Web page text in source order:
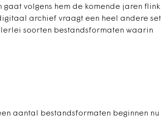
volgens hem de komende jaren flink
archief vraagt een heel andere set
soorten bestandsformaten waarin
aantal bestandsformaten beginnen nu